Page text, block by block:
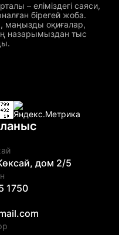
– еліміздегі саяси,
бірегей жоба.
маңызды оқиғалар,
назарымыздан тыс
дом 2/5
1750